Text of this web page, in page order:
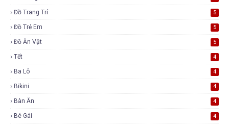
Đồ Trang Trí 5
Đồ Trẻ Em 5
Đồ Ăn Vặt 5
Tết 4
Ba Lô 4
Bikini 4
Bàn Ăn 4
Bé Gái 4